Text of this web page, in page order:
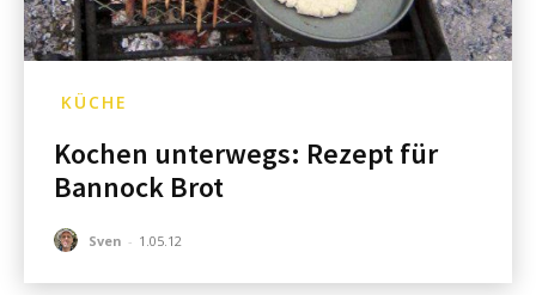
KÜCHE
Kochen unterwegs: Rezept für
Bannock Brot
Sven - 1.05.12